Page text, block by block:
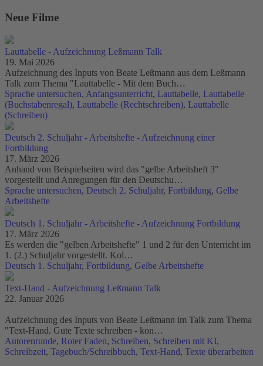
Neue Filme
Lauttabelle - Aufzeichnung Leßmann Talk
19. Mai 2026
Aufzeichnung des Inputs von Beate Leßmann aus dem Leßmann
Talk zum Thema "Lauttabelle - Mit dem Buch…
Sprache untersuchen, Anfangsunterricht, Lauttabelle, Lauttabelle
(Buchstabenregal), Lauttabelle (Rechtschreiben), Lauttabelle
(Schreiben)
Deutsch 2. Schuljahr - Arbeitshefte - Aufzeichnung einer
Fortbildung
17. März 2026
Anhand von Beispielseiten wird das "gelbe Arbeitsheft 3"
vorgestellt und Anregungen für den Deutschu…
Sprache untersuchen, Deutsch 2. Schuljahr, Fortbildung, Gelbe
Arbeitshefte
Deutsch 1. Schuljahr - Arbeitshefte - Aufzeichnung Fortbildung
17. März 2026
Es werden die "gelben Arbeitshefte" 1 und 2 für den Unterricht im
1. (2.) Schuljahr vorgestellt. Kol…
Deutsch 1. Schuljahr, Fortbildung, Gelbe Arbeitshefte
Text-Hand - Aufzeichnung Leßmann Talk
22. Januar 2026
Aufzeichnung des Inputs von Beate Leßmann im Talk zum Thema
"Text-Hand. Gute Texte schreiben - kon…
Autorenrunde, Roter Faden, Schreiben, Schreiben mit KI,
Schreibzeit, Tagebuch/Schreibbuch, Text-Hand, Texte überarbeiten